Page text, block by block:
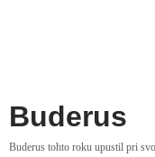
Buderus
Buderus tohto roku upustil pri